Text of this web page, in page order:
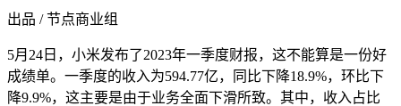
出品 / 节点商业组
5月24日，小米发布了2023年一季度财报，这不能算是一份好
成绩单。一季度的收入为594.77亿，同比下降18.9%，环比下
降9.9%，这主要是由于业务全面下滑所致。其中，收入占比